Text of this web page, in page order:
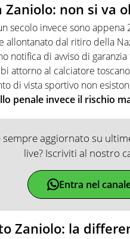
Zaniolo: non si va
secolo invece sono
allontanato dal ritiro della
notifica di avviso di
attorno al calciatore
di vista sportivo non
penale invece il rischio
sempre aggiornato su
live? Iscriviti al nostro
Entra nel
Zaniolo: la